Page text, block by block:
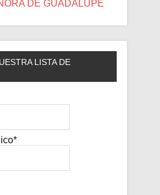
DE GUADALUPE
LISTA DE